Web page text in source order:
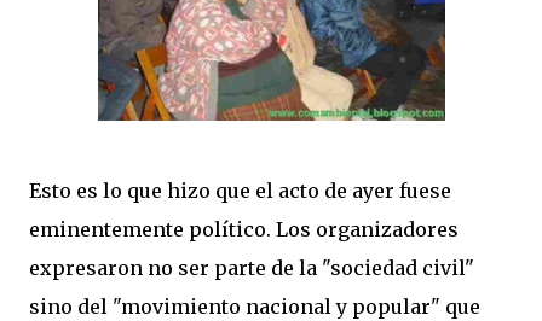
Esto es lo que hizo que el acto de ayer fuese
eminentemente político. Los organizadores
expresaron no ser parte de la "sociedad civil"
sino del "movimiento nacional y popular" que